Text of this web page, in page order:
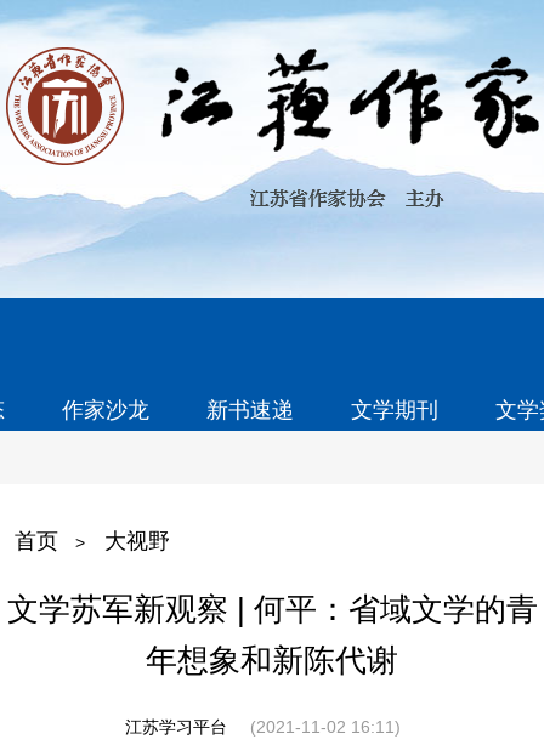
作家沙龙 新书速递 文学期刊 文
首页 > 大视野
文学苏军新观察 | 何平：省域文学的青
年想象和新陈代谢
江苏学习平台 (2021-11-02 16:11)